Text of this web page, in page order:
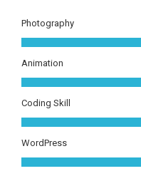
Photography
Animation
Coding Skill
WordPress